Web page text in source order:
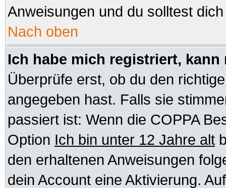
Anweisungen und du solltest
Nach oben
Ich habe mich registriert,
Überprüfe erst, ob du den
angegeben hast. Falls sie
passiert ist: Wenn die COPPA
Option Ich bin unter 12 Jahre alt
den erhaltenen Anweisungen
dein Account eine Aktivierung.